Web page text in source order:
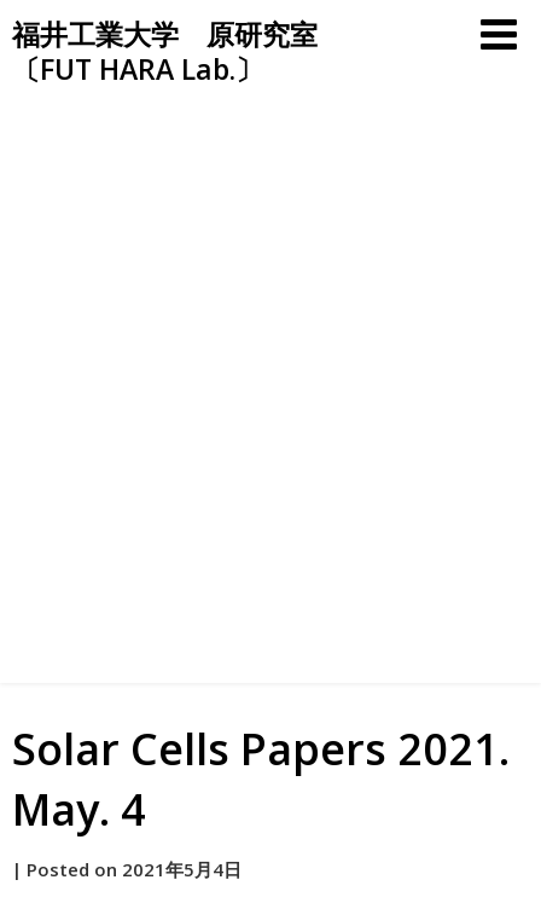
Skip
to
content
福井工業大学 原研究室
〔FUT HARA Lab.〕
Solar Cells Papers 2021.
May. 4
by
| Posted on 2021年5月4日